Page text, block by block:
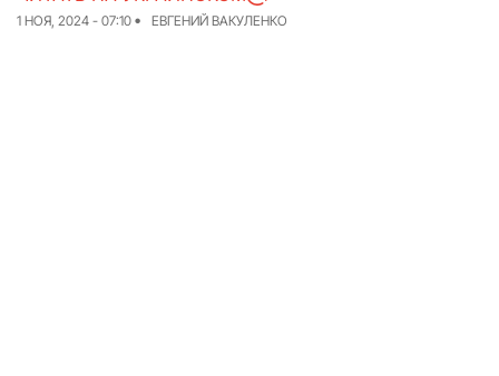
Спецпроекты
Архив проектов
1 НОЯ, 2024 - 07:10 ЕВГЕНИЙ ВАКУЛЕНКО